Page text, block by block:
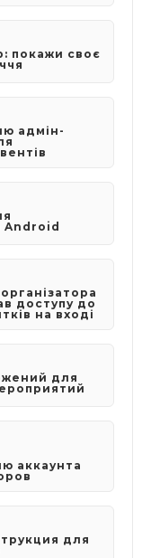
покажи своє
адмін-
Android
доступу до
на вході
для
аккаунта
для